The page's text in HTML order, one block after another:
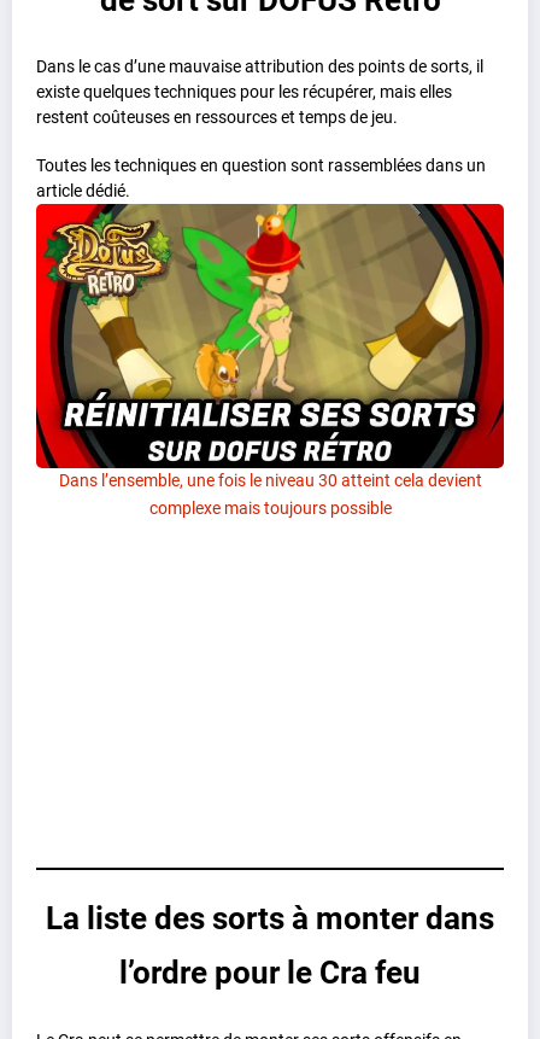
Dans le cas d’une mauvaise attribution des points de sorts, il
existe quelques techniques pour les récupérer, mais elles
restent coûteuses en ressources et temps de jeu.
Toutes les techniques en question sont rassemblées dans un
article dédié.
Dans l’ensemble, une fois le niveau 30 atteint cela devient
complexe mais toujours possible
La liste des sorts à monter dans
l’ordre pour le Cra feu